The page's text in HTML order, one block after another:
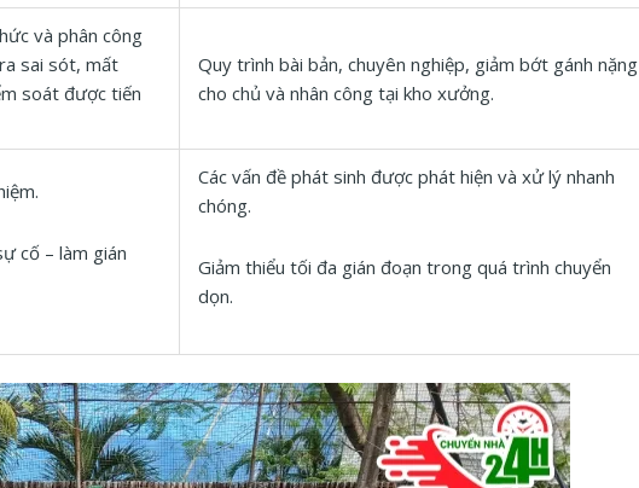
và phân công
sai sót, mất
soát được tiến
Quy trình bài bản, chuyên nghiệp, giảm bớt gánh nặng
cho chủ và nhân công tại kho xưởng.
cố – làm gián
Các vấn đề phát sinh được phát hiện và xử lý nhanh
chóng.
Giảm thiểu tối đa gián đoạn trong quá trình chuyển
dọn.